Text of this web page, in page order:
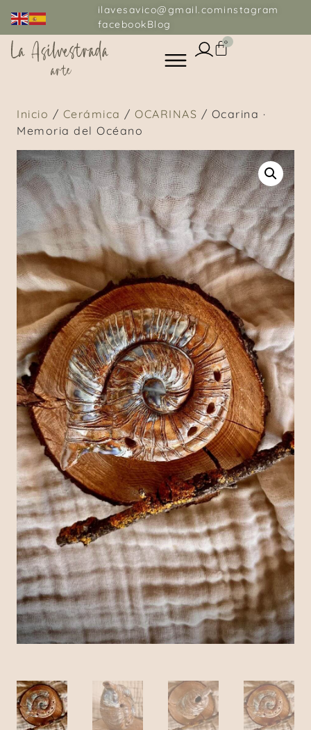
ilavesavico@gmail.cominstagram
facebookBlog
0
Inicio / Cerámica / OCARINAS / Ocarina ·
Memoria del Océano